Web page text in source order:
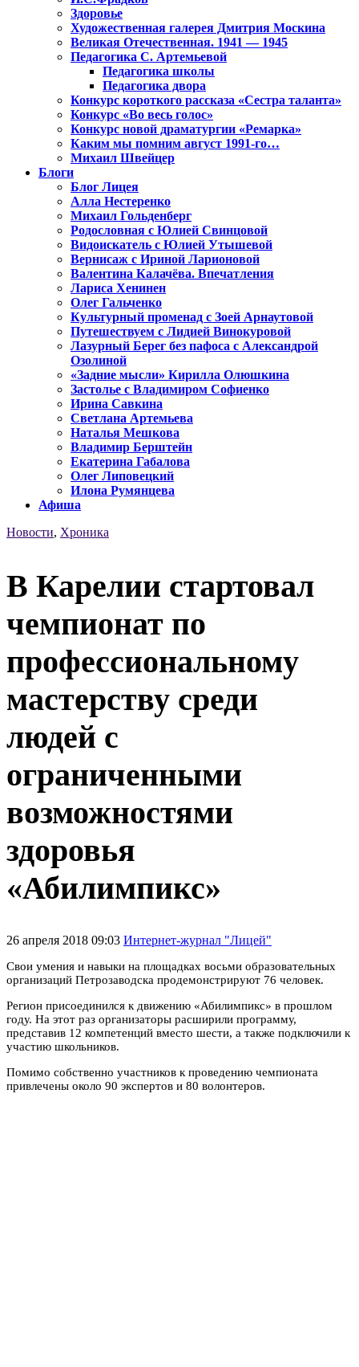
Здоровье
Художественная галерея Дмитрия Москина
Великая Отечественная. 1941 — 1945
Педагогика С. Артемьевой
Педагогика школы
Педагогика двора
Конкурс короткого рассказа «Сестра таланта»
Конкурс «Во весь голос»
Конкурс новой драматургии «Ремарка»
Каким мы помним август 1991-го…
Михаил Швейцер
Блоги
Блог Лицея
Алла Нестеренко
Михаил Гольденберг
Родословная с Юлией Свинцовой
Видоискатель с Юлией Утышевой
Вернисаж с Ириной Ларионовой
Валентина Калачёва. Впечатления
Лариса Хенинен
Олег Гальченко
Культурный променад с Зоей Арнаутовой
Путешествуем с Лидией Винокуровой
Лазурный Берег без пафоса с Александрой
Озолиной
«Задние мысли» Кирилла Олюшкина
Застолье с Владимиром Софиенко
Ирина Савкина
Светлана Артемьева
Наталья Мешкова
Владимир Берштейн
Екатерина Габалова
Олег Липовецкий
Илона Румянцева
Афиша
Новости, Хроника
В Карелии стартовал
чемпионат по
профессиональному
мастерству среди
людей с
ограниченными
возможностями
здоровья
«Абилимпикс»
26 апреля 2018 09:03 Интернет-журнал "Лицей"
Свои умения и навыки на площадках восьми образовательных
организаций Петрозаводска продемонстрируют 76 человек.
Регион присоединился к движению «Абилимпикс» в прошлом
году. На этот раз организаторы расширили программу,
представив 12 компетенций вместо шести, а также подключили к
участию школьников.
Помимо собственно участников к проведению чемпионата
привлечены около 90 экспертов и 80 волонтеров.